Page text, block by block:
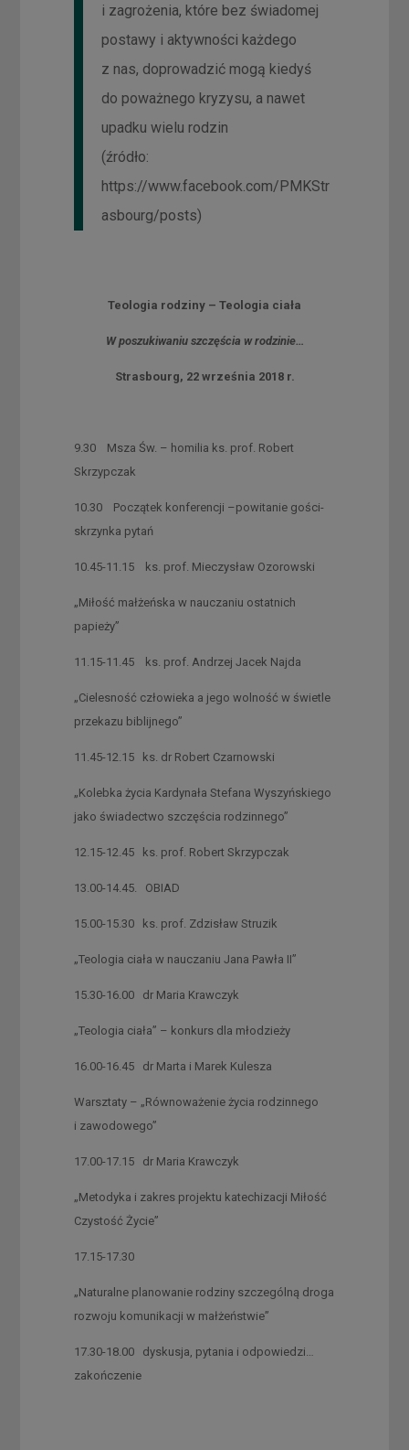
i zagrożenia, które bez świadomej
postawy i aktywności każdego
z nas, doprowadzić mogą kiedyś
do poważnego kryzysu, a nawet
upadku wielu rodzin
(źródło:
https://www.facebook.com/PMKStr
asbourg/posts)
Teologia rodziny – Teologia ciała
W poszukiwaniu szczęścia w rodzinie…
Strasbourg, 22 września 2018 r.
9.30 Msza Św. – homilia ks. prof. Robert
Skrzypczak
10.30 Początek konferencji –powitanie gości-
skrzynka pytań
10.45-11.15 ks. prof. Mieczysław Ozorowski
„Miłość małżeńska w nauczaniu ostatnich
papieży”
11.15-11.45 ks. prof. Andrzej Jacek Najda
„Cielesność człowieka a jego wolność w świetle
przekazu biblijnego”
11.45-12.15 ks. dr Robert Czarnowski
„Kolebka życia Kardynała Stefana Wyszyńskiego
jako świadectwo szczęścia rodzinnego”
12.15-12.45 ks. prof. Robert Skrzypczak
13.00-14.45. OBIAD
15.00-15.30 ks. prof. Zdzisław Struzik
„Teologia ciała w nauczaniu Jana Pawła II”
15.30-16.00 dr Maria Krawczyk
„Teologia ciała” – konkurs dla młodzieży
16.00-16.45 dr Marta i Marek Kulesza
Warsztaty – „Równoważenie życia rodzinnego
i zawodowego”
17.00-17.15 dr Maria Krawczyk
„Metodyka i zakres projektu katechizacji Miłość
Czystość Życie”
17.15-17.30
„Naturalne planowanie rodziny szczególną droga
rozwoju komunikacji w małżeństwie”
17.30-18.00 dyskusja, pytania i odpowiedzi…
zakończenie